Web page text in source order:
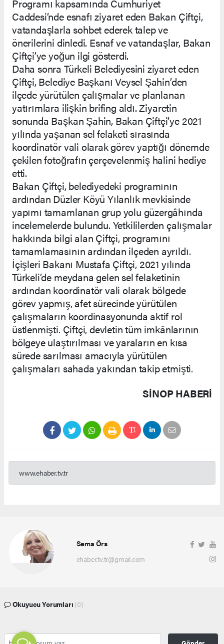
Programı kapsamında Cumhuriyet
Caddesi’nde esnafı ziyaret eden Bakan Çiftçi,
vatandaşlarla sohbet ederek talep ve
önerilerini dinledi. Esnaf ve vatandaşlar, Bakan
Çiftçi’ye yoğun ilgi gösterdi.
Daha sonra Türkeli Belediyesini ziyaret eden
Çiftçi, Belediye Başkanı Veysel Şahin’den
ilçede yürütülen çalışmalar ve planlanan
yatırımlara ilişkin brifing aldı. Ziyaretin
sonunda Başkan Şahin, Bakan Çiftçi’ye 2021
yılında yaşanan sel felaketi sırasında
koordinatör vali olarak görev yaptığı dönemde
çekilen fotoğrafın çerçevelenmiş halini hediye
etti.
Bakan Çiftçi, belediyedeki programının
ardından Düzler Köyü Yılanlık mevkisinde
yapımı tamamlanan grup yolu güzergâhında
incelemelerde bulundu. Yetkililerden çalışmalar
hakkında bilgi alan Çiftçi, programını
tamamlamasının ardından ilçeden ayrıldı.
İçişleri Bakanı Mustafa Çiftçi, 2021 yılında
Türkeli’de meydana gelen sel felaketinin
ardından koordinatör vali olarak bölgede
görev yapmış, afet sürecinde yürütülen
çalışmaların koordinasyonunda aktif rol
üstlenmişti. Çiftçi, devletin tüm imkânlarının
bölgeye ulaştırılması ve yaraların en kısa
sürede sarılması amacıyla yürütülen
çalışmaları sahada yakından takip etmişti.
SINOP HABERİ
www.ehaber.tv.tr
Sema Örs
ehaber.tv.tr@gmail.com
Okuyucu Yorumları (0)